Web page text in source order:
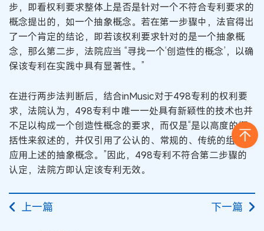
步，即看权利要求整体上是否是针对一个不符合专利要求的
概念提出的，如一个抽象概念。若在第一步骤中，法官得出
了一个肯定的结论，即若该权利要求针对的是一个抽象概
念，那么第二步，法院应当 “寻找一个‘创造性的概念’，以确
保该专利在实践中具有显著性。”
在进行两步法判断后，结合inMusic对于498专利的权利要
求，法院认为，498专利中唯一一处具有新颖性的技术也并
不足以构成一个创造性概念的要求，而仅是“是以高度的概
括性来叙述的，并仅引用了公认的、常规的、传统的组件来
应用上述的抽象概念。”因此，498专利不符合第二步骤的
认定，法院方即认定该专利无效。
上一篇 下一篇